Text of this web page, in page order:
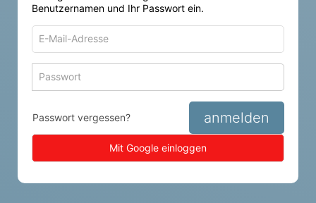
Benutzernamen und Ihr Passwort ein.
Adresse
zum
Anmelden
anmelden
Passwort vergessen?
Mit Google einloggen